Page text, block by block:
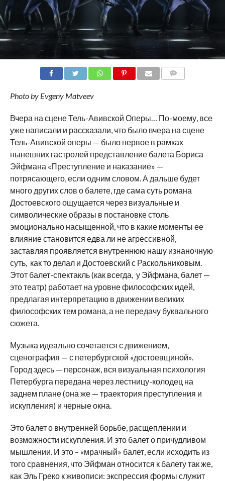
Photo by Evgeny Matveev
Вчера на сцене Тель-Авивской Оперы… По-моему, все
уже написали и рассказали, что было вчера на сцене
Тель-Авивской оперы — было первое в рамках
нынешних гастролей представление балета Бориса
Эйфмана «Преступление и наказание» —
потрясающего, если одним словом. А дальше будет
много других слов о балете, где сама суть романа
Достоевского ощущается через визуальные и
символические образы в постановке столь
эмоционально насыщенной, что в какие моменты ее
влияние становится едва ли не агрессивной,
заставляя проявляется внутреннюю нашу изнаночную
суть, как то делал и Достоевский с Раскольниковым.
Этот балет-спектакль (как всегда, у Эйфмана, балет —
это театр) работает на уровне философских идей,
предлагая интерпретацию в движении великих
философских тем романа, а не передачу буквального
сюжета.
Музыка идеально сочетается с движением,
сценография — с петербургской «достоевщиной».
Город здесь — персонаж, вся визуальная психология
Петербурга передана через лестницу-колодец на
заднем плане (она же — траектория преступления и
искупления) и черные окна.
Это балет о внутренней борьбе, расщеплении и
возможности искупления. И это балет о причудливом
мышлении. И это – «мрачный» балет, если исходить из
того сравнения, что Эйфман относится к балету так же,
как Эль Греко к живописи: экспрессия формы служит